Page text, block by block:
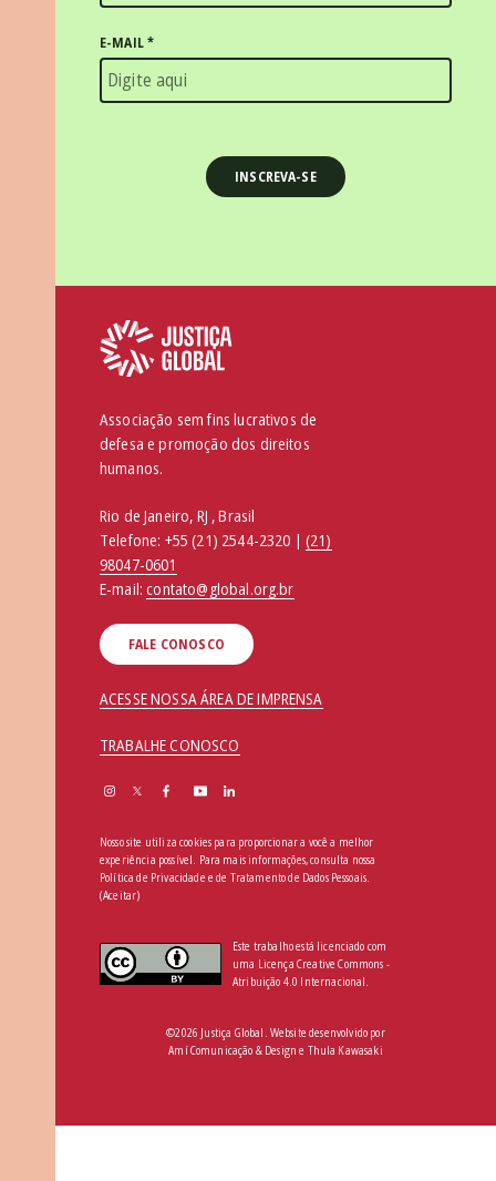
E-MAIL*
Associação sem fins lucrativos de
defesa e promoção dos direitos
humanos.
Rio de Janeiro, RJ , Brasil
Telefone: +55 (21) 2544-2320 | (21)
98047-0601
E-mail:contato@global.org.br
FALE CONOSCO
ACESSE NOSSA ÁREA DE IMPRENSA
TRABALHE CONOSCO
Nosso site utiliza cookies para proporcionar a você a melhor
experiência possível. Para mais informações, consulta nossa
Política de Privacidade e de Tratamento de Dados Pessoais.
(Aceitar)
Este trabalho está licenciado com
uma Licença Creative Commons -
Atribuição 4.0 Internacional.
©2026 Justiça Global. Website desenvolvido por
Amí Comunicação & Design e Thula Kawasaki